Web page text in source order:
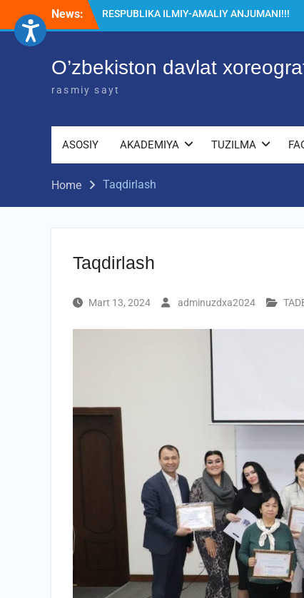
content
News:
RESPUBLIKA ILMIY-AMALIY ANJUMANI!!!
bo‘lib o‘tdi
O’zbekiston davlat
rasmiy sayt
ASOSIY AKADEMIYA TUZILMA
Home Taqdirlash
Taqdirlash
Mart 13, 2024 adminuzdxa2024